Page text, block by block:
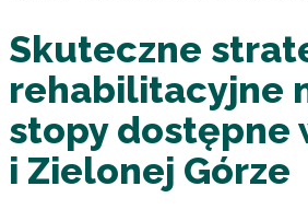
Skuteczne
rehabilitacyjne
stopy dostępne
i Zielonej Górze